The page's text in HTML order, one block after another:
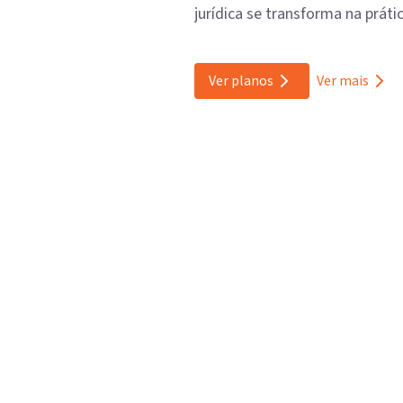
jurídica se transforma na
Ver planos Ver mais